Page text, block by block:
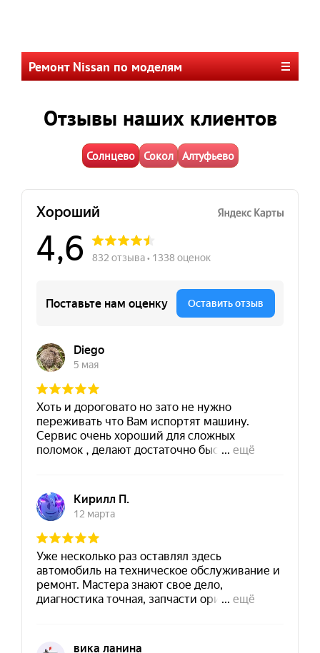
Ремонт Nissan по моделям
Отзывы наших клиентов
Солнцево Сокол Алтуфьево